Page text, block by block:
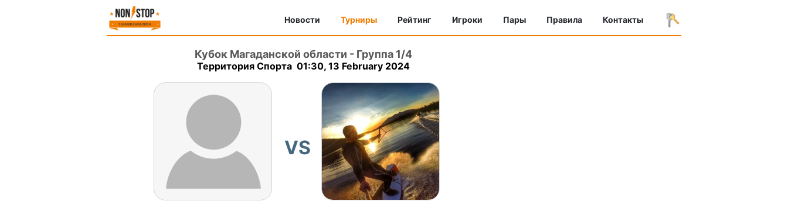
Новости Турниры Рейтинг Игроки Пары Правила Контакты
Кубок Магаданской области - Группа 1/4
Территория Спорта 01:30, 13 February 2024
VS